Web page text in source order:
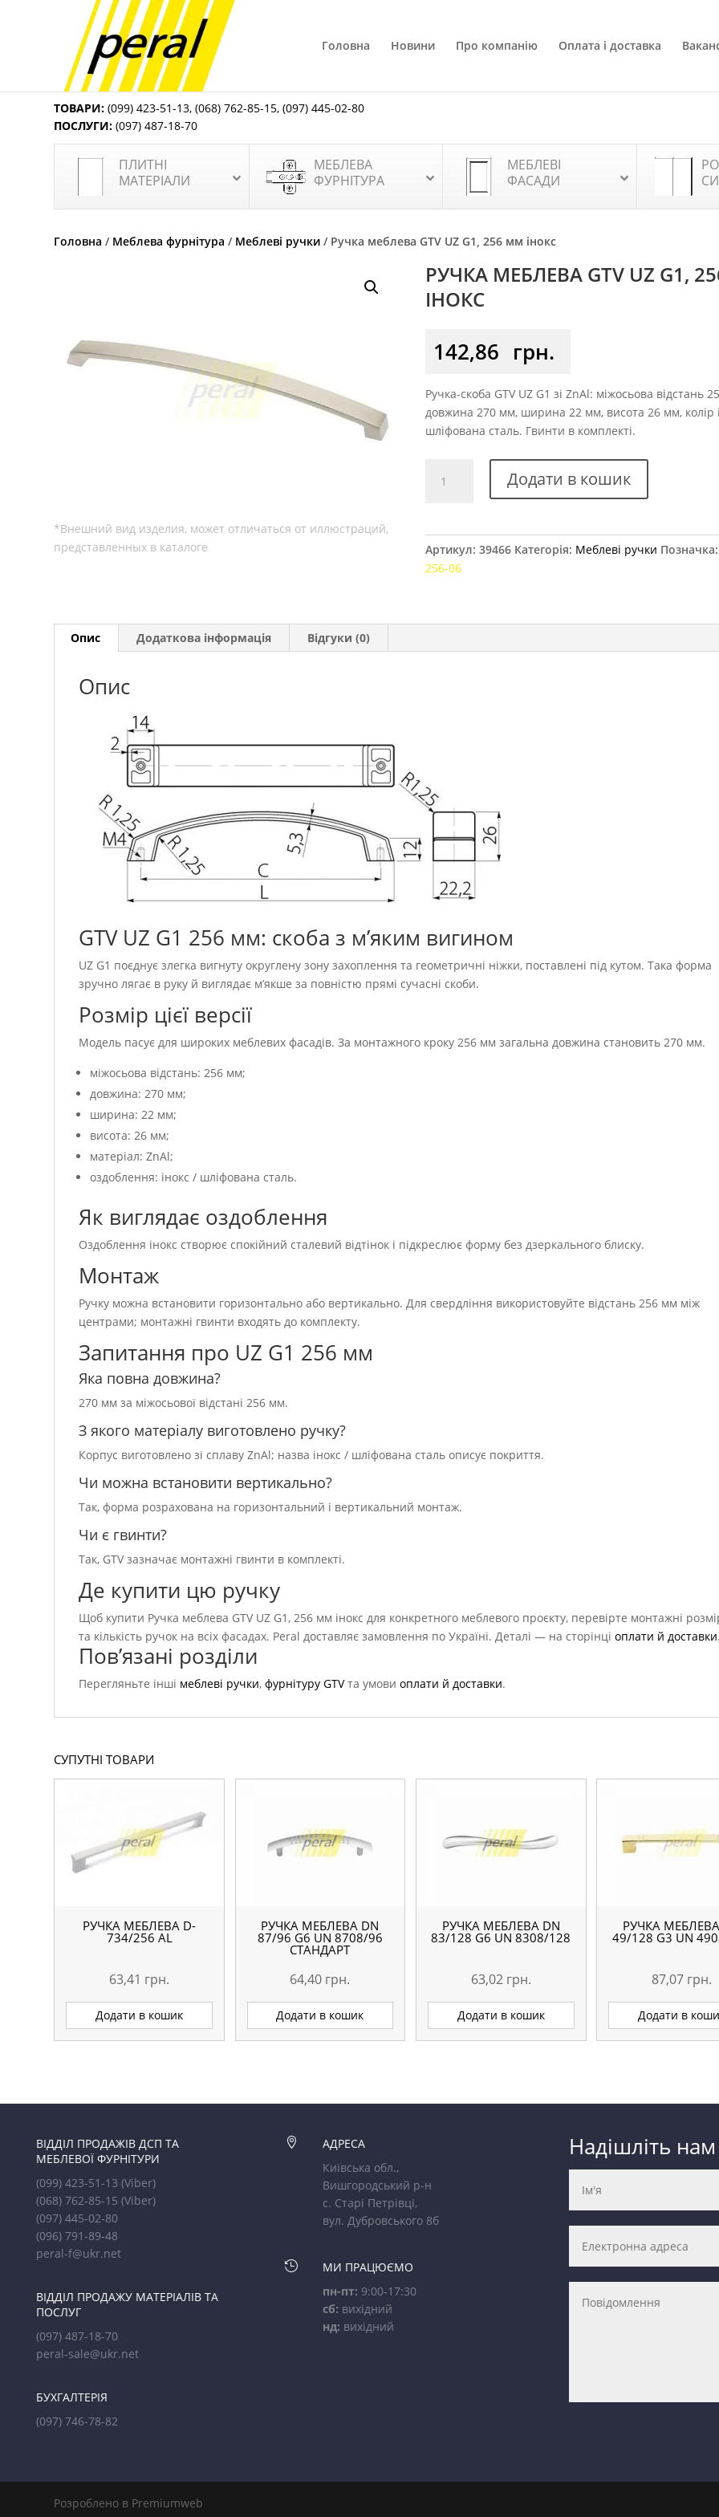
Головна Новини Про компанію Оплата і доставка
ТОВАРИ: (099) 423-51-13,(068) 762-85-15,(097) 445-02-80
ПОСЛУГИ: (097) 487-18-70
ПЛИТНІ
МАТЕРІАЛИ
МЕБЛЕВА
ФУРНІТУРА
МЕБЛЕВІ
ФАСАДИ
Головна / Меблева фурнітура / Меблеві ручки / Ручка меблева GTV UZ G1, 256 мм інокс
РУЧКА МЕБЛЕВА GTV UZ G1,
ІНОКС
142,86 грн.
Ручка-скоба GTV UZ G1 зі ZnAl: міжосьова відстань
довжина 270 мм, ширина 22 мм, висота 26 мм, колір
шліфована сталь. Гвинти в комплекті.
меблева
256
Додати в кошик
Артикул:39466 Категорія: Меблеві ручки Позначка:
256-06
Опис Додаткова інформація Відгуки (0)
Опис
GTV UZ G1 256 мм: скоба з м’яким вигином
UZ G1 поєднує злегка вигнуту округлену зону захоплення та геометричні ніжки, поставлені під кутом. Така форма
зручно лягає в руку й виглядає м’якше за повністю прямі сучасні скоби.
Розмір цієї версії
Модель пасує для широких меблевих фасадів. За монтажного кроку 256 мм загальна довжина становить 270 мм.
міжосьова відстань: 256 мм;
довжина: 270 мм;
ширина: 22 мм;
висота: 26 мм;
матеріал: ZnAl;
оздоблення: інокс / шліфована сталь.
Як виглядає оздоблення
Оздоблення інокс створює спокійний сталевий відтінок і підкреслює форму без дзеркального блиску.
Монтаж
Ручку можна встановити горизонтально або вертикально. Для свердління використовуйте відстань 256 мм між
центрами; монтажні гвинти входять до комплекту.
Запитання про UZ G1 256 мм
Яка повна довжина?
270 мм за міжосьової відстані 256 мм.
З якого матеріалу виготовлено ручку?
Корпус виготовлено зі сплаву ZnAl; назва інокс / шліфована сталь описує покриття.
Чи можна встановити вертикально?
Так, форма розрахована на горизонтальний і вертикальний монтаж.
Чи є гвинти?
Так, GTV зазначає монтажні гвинти в комплекті.
Де купити цю ручку
Щоб купити Ручка меблева GTV UZ G1, 256 мм інокс для конкретного меблевого проєкту, перевірте монтажні
та кількість ручок на всіх фасадах. Peral доставляє замовлення по Україні. Деталі — на сторінціоплати й доставки.
Пов’язані розділи
Перегляньте інші меблеві ручки,фурнітуру GTVта умовиоплати й доставки.
СУПУТНІ ТОВАРИ
РУЧКА МЕБЛЕВА D-
734/256 AL
63,41 грн.
Додати в кошик
РУЧКА МЕБЛЕВА DN
87/96 G6 UN 8708/96
СТАНДАРТ
64,40 грн.
Додати в кошик
РУЧКА МЕБЛЕВА DN
83/128 G6 UN 8308/128
63,02 грн.
Додати в кошик
РУЧКА
49/128 G3 UN
87,07 грн.
Додати в
ВІДДІЛ ПРОДАЖІВ ДСП ТА
МЕБЛЕВОЇ ФУРНІТУРИ
(099) 423-51-13(Viber)
(068) 762-85-15(Viber)
(097) 445-02-80
(096) 791-89-48
peral-f@ukr.net
ВІДДІЛ ПРОДАЖУ МАТЕРІАЛІВ ТА
ПОСЛУГ
(097) 487-18-70
peral-sale@ukr.net
БУХГАЛТЕРІЯ
(097) 746-78-82

АДРЕСА
Київська обл.,
Вишгородський р-н
с. Старі Петрівці,
вул. Дубровського 8б

МИ ПРАЦЮЄМО
пн-пт: 9:00-17:30
сб: вихідний
нд: вихідний
Надішліть
Розроблено в Premiumweb